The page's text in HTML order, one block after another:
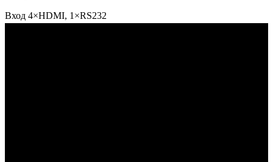
Вход 4×HDMI, 1×RS232